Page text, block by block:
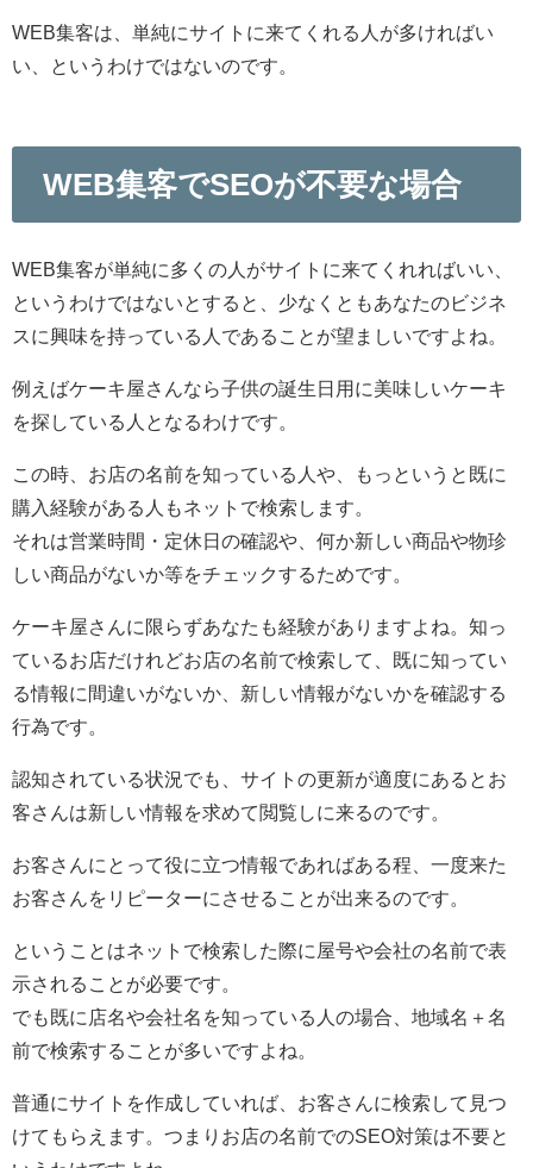
WEB集客は、単純にサイトに来てくれる人が多ければい
い、というわけではないのです。
WEB集客でSEOが不要な場合
WEB集客が単純に多くの人がサイトに来てくれればいい、
というわけではないとすると、少なくともあなたのビジネ
スに興味を持っている人であることが望ましいですよね。
例えばケーキ屋さんなら子供の誕生日用に美味しいケーキ
を探している人となるわけです。
この時、お店の名前を知っている人や、もっというと既に
購入経験がある人もネットで検索します。
それは営業時間・定休日の確認や、何か新しい商品や物珍
しい商品がないか等をチェックするためです。
ケーキ屋さんに限らずあなたも経験がありますよね。知っ
ているお店だけれどお店の名前で検索して、既に知ってい
る情報に間違いがないか、新しい情報がないかを確認する
行為です。
認知されている状況でも、サイトの更新が適度にあるとお
客さんは新しい情報を求めて閲覧しに来るのです。
お客さんにとって役に立つ情報であればある程、一度来た
お客さんをリピーターにさせることが出来るのです。
ということはネットで検索した際に屋号や会社の名前で表
示されることが必要です。
でも既に店名や会社名を知っている人の場合、地域名＋名
前で検索することが多いですよね。
普通にサイトを作成していれば、お客さんに検索して見つ
けてもらえます。つまりお店の名前でのSEO対策は不要と